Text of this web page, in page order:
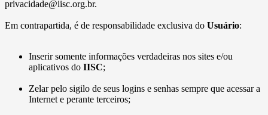
privacidade@iisc.org.br.
Em contrapartida, é de responsabilidade exclusiva do Usuário:
Inserir somente informações verdadeiras nos sites e/ou
aplicativos do IISC;
Zelar pelo sigilo de seus logins e senhas sempre que acessar a
Internet e perante terceiros;